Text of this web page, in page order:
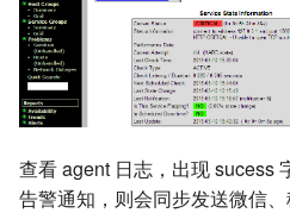
查看 agent 日志，出现 sucess
告警通知，则会同步发送微信